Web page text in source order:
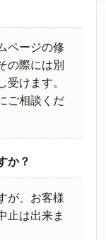
ページの修
の際には別
受けます。
ご相談くだ
か？
が、お客様
止は出来ま